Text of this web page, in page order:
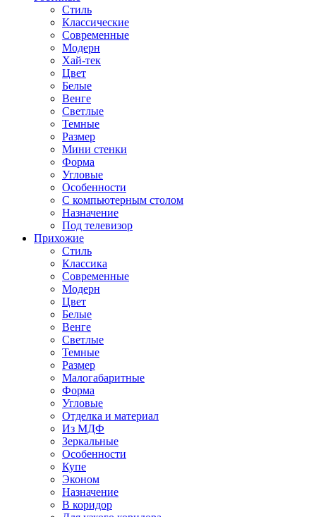
Стиль
Классические
Современные
Модерн
Хай-тек
Цвет
Белые
Венге
Светлые
Темные
Размер
Мини стенки
Форма
Угловые
Особенности
С компьютерным столом
Назначение
Под телевизор
Прихожие
Стиль
Классика
Современные
Модерн
Цвет
Белые
Венге
Светлые
Темные
Размер
Малогабаритные
Форма
Угловые
Отделка и материал
Из МДФ
Зеркальные
Особенности
Купе
Эконом
Назначение
В коридор